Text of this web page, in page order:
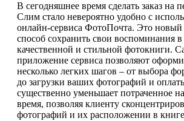
В сегодняшнее время сделать заказ на
Слим стало невероятно удобно с
онлайн-сервиса ФотоПочта. Это
способ сохранить свои воспоминания
качественной и стильной фотокниги.
приложение сервиса позволяют
несколько легких шагов – от выбора
до загрузки ваших фотографий и
существенно уменьшает потраченное
время, позволяя клиенту
фотографий и их расположении в